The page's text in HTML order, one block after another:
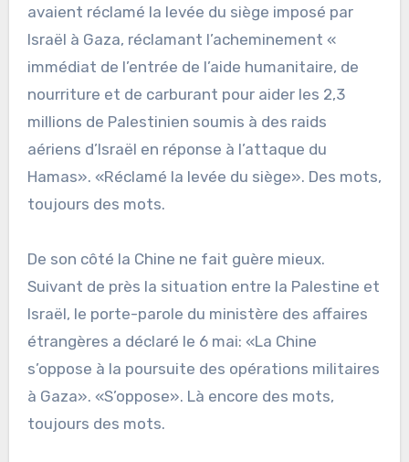
avaient réclamé la levée du siège imposé par
Israël à Gaza, réclamant l’acheminement «
immédiat de l’entrée de l’aide humanitaire, de
nourriture et de carburant pour aider les 2,3
millions de Palestinien soumis à des raids
aériens d’Israël en réponse à l’attaque du
Hamas». «Réclamé la levée du siège». Des mots,
toujours des mots.
De son côté la Chine ne fait guère mieux.
Suivant de près la situation entre la Palestine et
Israël, le porte-parole du ministère des affaires
étrangères a déclaré le 6 mai: «La Chine
s’oppose à la poursuite des opérations militaires
à Gaza». «S’oppose». Là encore des mots,
toujours des mots.